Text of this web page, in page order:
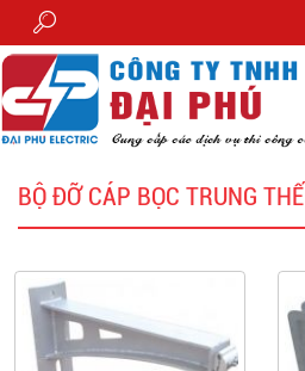
BỘ ĐỠ CÁP BỌC TRUNG THẾ